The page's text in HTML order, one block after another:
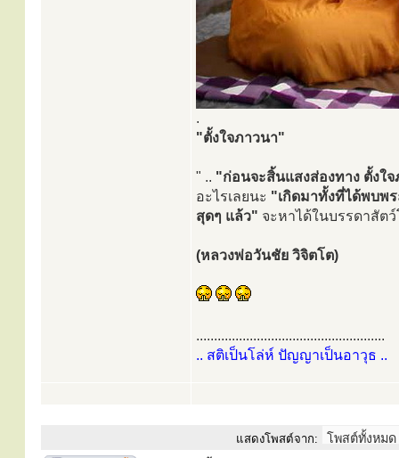
.
"ตั้งใจภาวนา"
" .. "ก่อนจะสิ้นแสงส่องทาง ตั้งใ
อะไรเลยนะ "เกิดมาทั้งที่ได้พบพ
สุดๆ แล้ว" จะหาได้ในบรรดาสัตว์
(หลวงพ่อวันชัย วิจิตโต)
.....................................................
.. สติเป็นโล่ห์ ปัญญาเป็นอาวุธ ..
แสดงโพสต์จาก: